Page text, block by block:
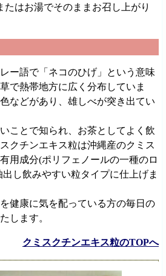
たはお湯でそのままお召し上がり
ー語で「ネコのひげ」という意味
で熱帯地方に広く分布していま
などがあり、雄しべが突き出てい
ことで知られ、お茶としてよく飲
クチンエキス粒は沖縄産のクミス
用成分(ポリフェノールの一種のロ
し飲みやすい粒タイプに仕上げま
健康に気を配っている方の毎日の
します。
クミスクチンエキス粒のTOPへ